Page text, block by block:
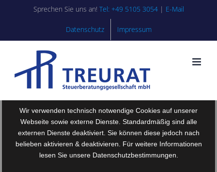
Sprechen Sie uns an! Tel: +49 5105 3054| E-Mail
Datenschutz Impressum
Wir verwenden technisch notwendige Cookies auf unserer
Webseite sowie externe Dienste. Standardmäßig sind alle
externen Dienste deaktiviert. Sie können diese jedoch nach
belieben aktivieren & deaktivieren. Für weitere Informationen
lesen Sie unsere Datenschutzbestimmungen.